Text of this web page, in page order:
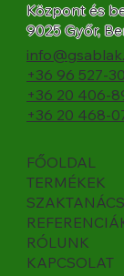
Központ és
9025 Győr,
+36 96 527-
+36 20 406-
+36 20 468-
FŐOLDAL
TERMÉKEK
RÓLUNK
KAPCSOLAT